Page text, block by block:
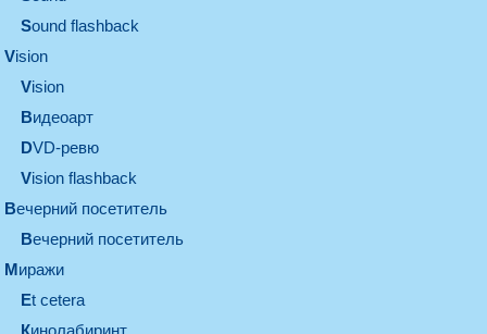
Sound flashback
vision
vision
видеоарт
DVD-ревю
Vision flashback
вечерний посетитель
вечерний посетитель
миражи
et cetera
кинолабиринт